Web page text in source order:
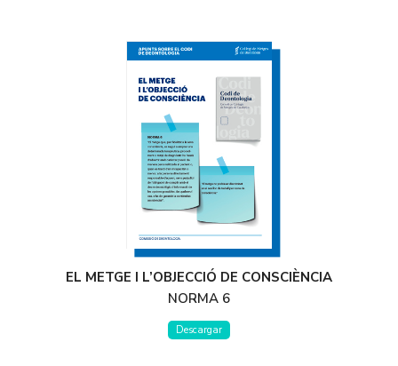
EL METGE I L’OBJECCIÓ DE CONSCIÈNCIA
NORMA 6
Descargar